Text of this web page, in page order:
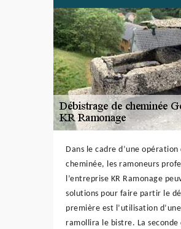
Dans le cadre d’une
cheminée, les ramoneurs
l’entreprise KR Ramonage
solutions pour faire partir le
première est l’utilisation
ramollira le bistre. La seconde